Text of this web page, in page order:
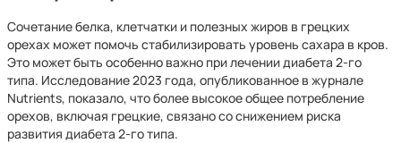
Сочетание белка, клетчатки и полезных жиров в грецких
орехах может помочь стабилизировать уровень сахара в кров.
Это может быть особенно важно при лечении диабета 2-го
типа. Исследование 2023 года, опубликованное в журнале
Nutrients, показало, что более высокое общее потребление
орехов, включая грецкие, связано со снижением риска
развития диабета 2-го типа.